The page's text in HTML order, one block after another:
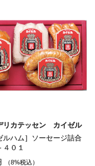
リカテッセン カイゼル
ルハム］ソーセージ詰合
０１
（8%税込）